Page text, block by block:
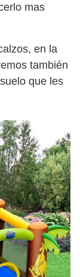
mas
en la
también
que les